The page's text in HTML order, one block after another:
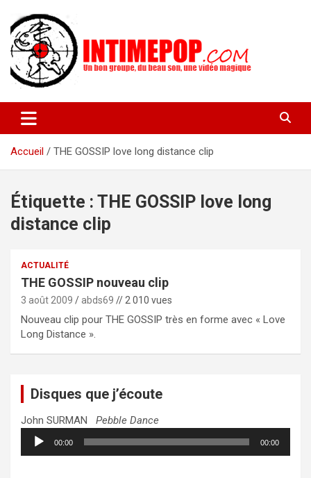
contenu
intimepop.com
actuelles pop rock, post-rock, indé sur Lyon. rock pop concert
lyon
Accueil
THE GOSSIP love long distance clip
Étiquette : THE GOSSIP love long
distance clip
ACTUALITÉ
THE GOSSIP nouveau clip
3 août 2009 abds69 // 2 010 vues
Nouveau clip pour THE GOSSIP très en forme avec « Love
Long Distance ».
Disques que j’écoute
John SURMAN Pebble Dance
Lecteur
audio
00:00 00:00